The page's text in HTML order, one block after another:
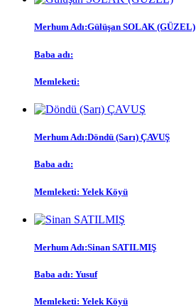
Merhum Adı:Gülüşan SOLAK (GÜZEL)
Baba adı:
Memleketi:
Merhum Adı:Döndü (Sarı) ÇAVUŞ
Baba adı:
Memleketi: Yelek Köyü
Merhum Adı:Sinan SATILMIŞ
Baba adı: Yusuf
Memleketi: Yelek Köyü